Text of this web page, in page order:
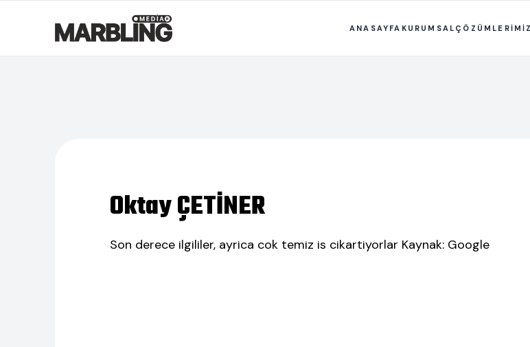
ANASAYFA KURUMSAL ÇÖZÜMLERİMİZ
Oktay ÇETİNER
Son derece ilgililer, ayrica cok temiz is cikartiyorlar Kaynak: Google